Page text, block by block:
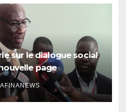
sur le dialogue social
page